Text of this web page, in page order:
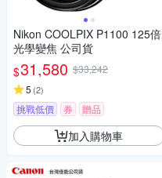
Nikon COOLPIX P1100 125倍
光學變焦 公司貨
$31,580 $33,242
5 (2)
挑戰低價 券 贈品
加入購物車